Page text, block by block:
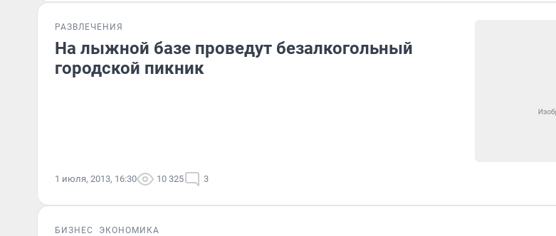
РАЗВЛЕЧЕНИЯ
На лыжной базе проведут безалкогольный
городской пикник
1 июля, 2013, 16:30 10 325 3
БИЗНЕС ЭКОНОМИКА